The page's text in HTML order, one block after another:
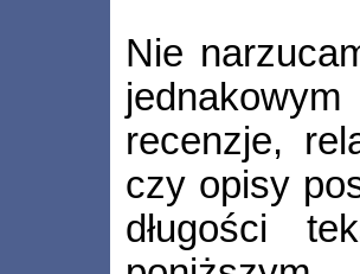
Nie
recenzje,
czy opisy
długości